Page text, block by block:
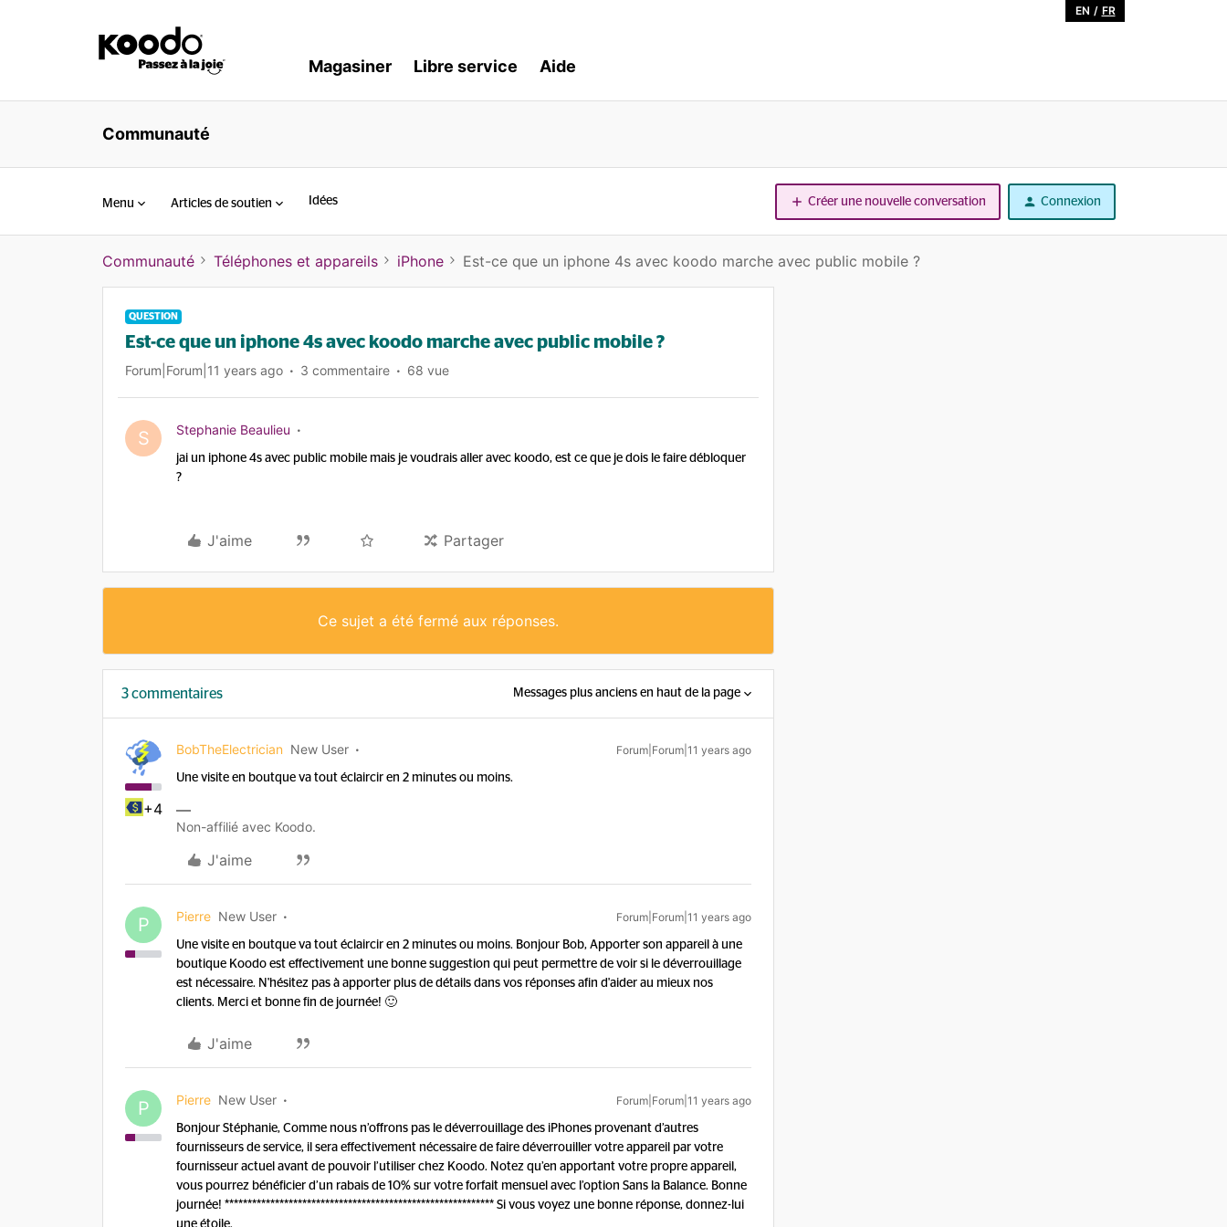
EN / FR
Magasiner Libre service Aide
Communauté
Menu Articles de soutien Idées Créer une nouvelle conversation Connexion
Communauté Téléphones et appareils iPhone Est-ce que un iphone 4s avec koodo marche avec public mobile ?
QUESTION
Est-ce que un iphone 4s avec koodo marche avec public mobile ?
Forum|Forum|11 years ago 3 commentaire 68 vue
S Stephanie Beaulieu
jai un iphone 4s avec public mobile mais je voudrais aller avec koodo, est ce que je dois le faire débloquer
?
J'aime Partager
Ce sujet a été fermé aux réponses.
3 commentaires Messages plus anciens en haut de la page
+4
BobTheElectrician New User Forum|Forum|11 years ago
Une visite en boutque va tout éclaircir en 2 minutes ou moins.
Non-affilié avec Koodo.
J'aime
P Pierre New User Forum|Forum|11 years ago
Une visite en boutque va tout éclaircir en 2 minutes ou moins. Bonjour Bob, Apporter son appareil à une
boutique Koodo est effectivement une bonne suggestion qui peut permettre de voir si le déverrouillage
est nécessaire. N'hésitez pas à apporter plus de détails dans vos réponses afin d'aider au mieux nos
clients. Merci et bonne fin de journée! 🙂
J'aime
P Pierre New User Forum|Forum|11 years ago
Bonjour Stéphanie, Comme nous n’offrons pas le déverrouillage des iPhones provenant d’autres
fournisseurs de service, il sera effectivement nécessaire de faire déverrouiller votre appareil par votre
fournisseur actuel avant de pouvoir l’utiliser chez Koodo. Notez qu’en apportant votre propre appareil,
vous pourrez bénéficier d’un rabais de 10% sur votre forfait mensuel avec l’option Sans la Balance. Bonne
journée! *********************************************************** Si vous voyez une bonne réponse, donnez-lui
une étoile.